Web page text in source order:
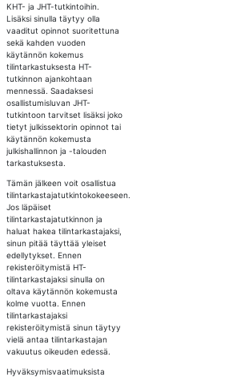
KHT- ja JHT-tutkintoihin.
Lisäksi sinulla täytyy olla
vaaditut opinnot suoritettuna
sekä kahden vuoden
käytännön kokemus
tilintarkastuksesta HT-
tutkinnon ajankohtaan
mennessä. Saadaksesi
osallistumisluvan JHT-
tutkintoon tarvitset lisäksi joko
tietyt julkissektorin opinnot tai
käytännön kokemusta
julkishallinnon ja -talouden
tarkastuksesta.
Tämän jälkeen voit osallistua
tilintarkastajatutkintokokeeseen.
Jos läpäiset
tilintarkastajatutkinnon ja
haluat hakea tilintarkastajaksi,
sinun pitää täyttää yleiset
edellytykset. Ennen
rekisteröitymistä HT-
tilintarkastajaksi sinulla on
oltava käytännön kokemusta
kolme vuotta. Ennen
tilintarkastajaksi
rekisteröitymistä sinun täytyy
vielä antaa tilintarkastajan
vakuutus oikeuden edessä.
Hyväksymisvaatimuksista